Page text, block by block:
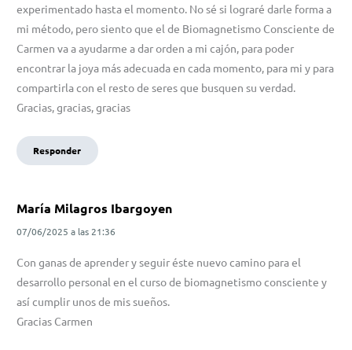
experimentado hasta el momento. No sé si lograré darle forma a
mi método, pero siento que el de Biomagnetismo Consciente de
Carmen va a ayudarme a dar orden a mi cajón, para poder
encontrar la joya más adecuada en cada momento, para mi y para
compartirla con el resto de seres que busquen su verdad.
Gracias, gracias, gracias
Responder
María Milagros Ibargoyen
07/06/2025 a las 21:36
Con ganas de aprender y seguir éste nuevo camino para el
desarrollo personal en el curso de biomagnetismo consciente y
así cumplir unos de mis sueños.
Gracias Carmen